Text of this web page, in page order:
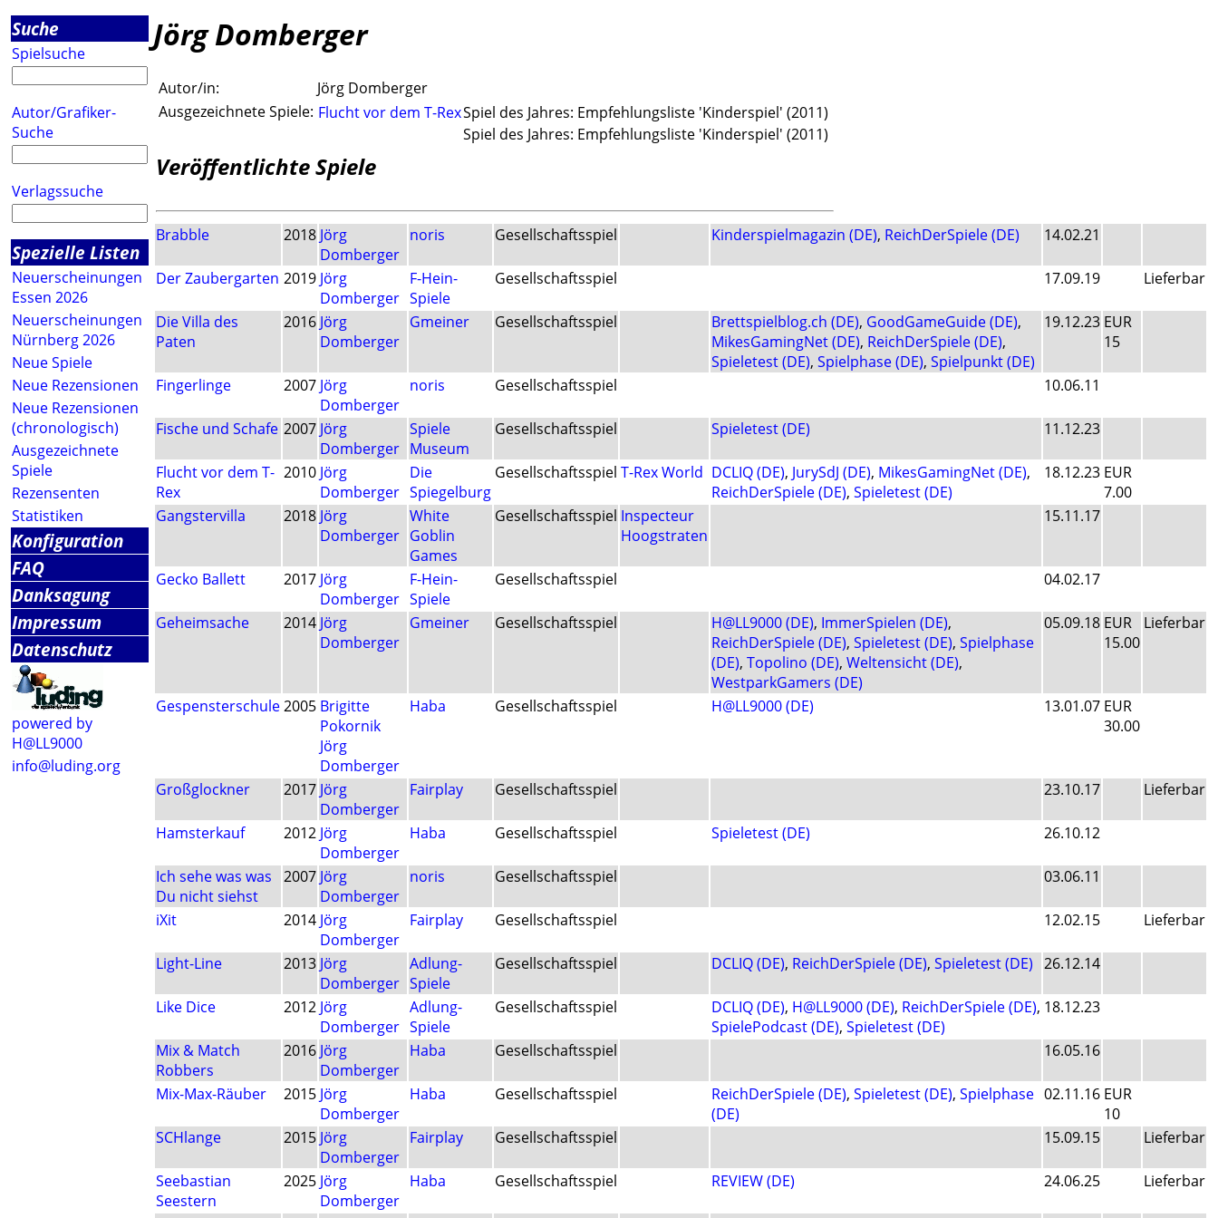
Suche
Spielsuche
Autor/Grafiker-
Suche
Verlagssuche
Spezielle Listen
Neuerscheinungen
Essen 2026
Neuerscheinungen
Nürnberg 2026
Neue Spiele
Neue Rezensionen
Neue Rezensionen
(chronologisch)
Ausgezeichnete
Spiele
Rezensenten
Statistiken
Konfiguration
FAQ
Danksagung
Impressum
Datenschutz
powered by
H@LL9000
info@luding.org
Jörg Domberger
Autor/in:
Jörg Domberger
Ausgezeichnete Spiele: Flucht vor dem T-RexSpiel des Jahres: Empfehlungsliste 'Kinderspiel' (2011)
Spiel des Jahres: Empfehlungsliste 'Kinderspiel' (2011)
Veröffentlichte Spiele
Brabble 2018 Jörg
Domberger
noris Gesellschaftsspiel Kinderspielmagazin (DE), ReichDerSpiele (DE) 14.02.21
Der Zaubergarten 2019 Jörg
Domberger
F-Hein-
Spiele
Gesellschaftsspiel 17.09.19 Lieferbar
Die Villa des
Paten
2016 Jörg
Domberger
Gmeiner Gesellschaftsspiel Brettspielblog.ch (DE), GoodGameGuide (DE),
MikesGamingNet (DE), ReichDerSpiele (DE),
Spieletest (DE), Spielphase (DE), Spielpunkt (DE)
19.12.23 EUR
15
Fingerlinge 2007 Jörg
Domberger
noris Gesellschaftsspiel 10.06.11
Fische und Schafe 2007 Jörg
Domberger
Spiele
Museum
Gesellschaftsspiel Spieletest (DE) 11.12.23
Flucht vor dem T-
Rex
2010 Jörg
Domberger
Die
Spiegelburg
Gesellschaftsspiel T-Rex World DCLIQ (DE), JurySdJ (DE), MikesGamingNet (DE),
ReichDerSpiele (DE), Spieletest (DE)
18.12.23 EUR
7.00
Gangstervilla
2018 Jörg
Domberger
White
Goblin
Games
Gesellschaftsspiel Inspecteur
Hoogstraten
15.11.17
Gecko Ballett 2017 Jörg
Domberger
F-Hein-
Spiele
Gesellschaftsspiel 04.02.17
Geheimsache 2014 Jörg
Domberger
Gmeiner Gesellschaftsspiel H@LL9000 (DE), ImmerSpielen (DE),
ReichDerSpiele (DE), Spieletest (DE), Spielphase
(DE), Topolino (DE), Weltensicht (DE),
WestparkGamers (DE)
05.09.18 EUR
15.00
Lieferbar
Gespensterschule2005 Brigitte
Pokornik
Jörg
Domberger
Haba Gesellschaftsspiel H@LL9000 (DE) 13.01.07 EUR
30.00
Großglockner 2017 Jörg
Domberger
Fairplay Gesellschaftsspiel 23.10.17 Lieferbar
Hamsterkauf 2012 Jörg
Domberger
Haba Gesellschaftsspiel Spieletest (DE) 26.10.12
Ich sehe was was
Du nicht siehst
2007 Jörg
Domberger
noris Gesellschaftsspiel 03.06.11
iXit 2014 Jörg
Domberger
Fairplay Gesellschaftsspiel 12.02.15 Lieferbar
Light-Line 2013 Jörg
Domberger
Adlung-
Spiele
Gesellschaftsspiel DCLIQ (DE), ReichDerSpiele (DE), Spieletest (DE) 26.12.14
Like Dice 2012 Jörg
Domberger
Adlung-
Spiele
Gesellschaftsspiel DCLIQ (DE), H@LL9000 (DE), ReichDerSpiele (DE),
SpielePodcast (DE), Spieletest (DE)
18.12.23
Mix & Match
Robbers
2016 Jörg
Domberger
Haba Gesellschaftsspiel 16.05.16
Mix-Max-Räuber 2015 Jörg
Domberger
Haba Gesellschaftsspiel ReichDerSpiele (DE), Spieletest (DE), Spielphase
(DE)
02.11.16 EUR
10
SCHlange
2015 Jörg
Domberger
Fairplay Gesellschaftsspiel 15.09.15 Lieferbar
Seebastian
Seestern
2025 Jörg
Domberger
Haba Gesellschaftsspiel REVIEW (DE) 24.06.25 Lieferbar